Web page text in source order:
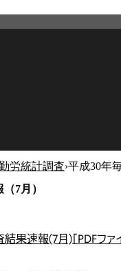
労統計調査›平成30年
7月）
速報(7月)［PDFファ